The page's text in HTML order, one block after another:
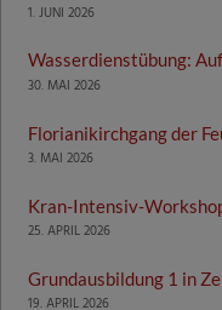
1. JUNI 2026
Wasserdienstübung:
30. MAI 2026
Florianikirchgang der
3. MAI 2026
Kran-Intensiv-
25. APRIL 2026
Grundausbildung 1 in
19. APRIL 2026